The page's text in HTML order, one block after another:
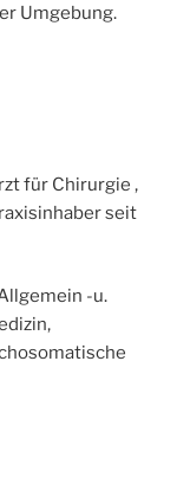
Umgebung.
für Chirurgie ,
seit
-u.